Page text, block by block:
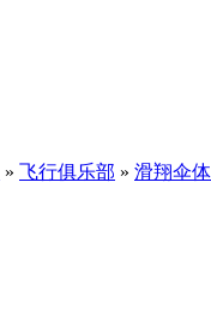
» 飞行俱乐部 » 滑翔伞